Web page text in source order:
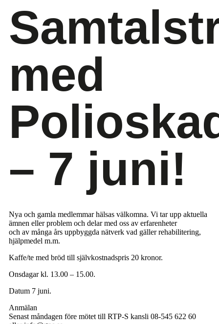
med
– 7 juni!
Nya och gamla medlemmar hälsas välkomna. Vi tar upp aktuella
ämnen eller problem och delar med oss av erfarenheter
och av många års uppbyggda nätverk vad gäller rehabilitering,
hjälpmedel m.m.
Kaffe/te med bröd till självkostnadspris 20 kronor.
Onsdagar kl. 13.00 – 15.00.
Datum 7 juni.
Anmälan
Senast måndagen före mötet till RTP-S kansli 08-545 622 60